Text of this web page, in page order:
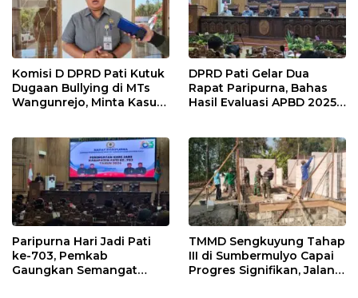
Komisi D DPRD Pati Kutuk
Dugaan Bullying di MTs
Wangunrejo, Minta Kasus
DPRD Pati Gelar Dua
Rapat Paripurna, Bahas
Hasil Evaluasi APBD 2025
Paripurna Hari Jadi Pati
ke-703, Pemkab
Gaungkan Semangat
TMMD Sengkuyung Tahap
III di Sumbermulyo Capai
Progres Signifikan, Jalan